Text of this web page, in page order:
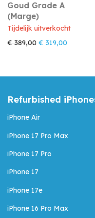
Goud Grade A
(Marge)
Tijdelijk uitverkocht
€389,00 Oorspronkelijke
€ 319,00
Refurbished
iPhone Air
iPhone 17 Pro Max
iPhone 17 Pro
iPhone 17
iPhone 17e
iPhone 16 Pro Max